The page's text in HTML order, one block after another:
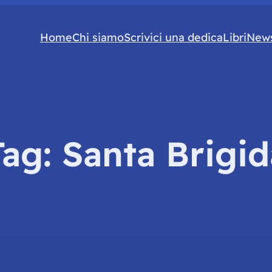
HomeChi siamoScrivici una dedicaLibri
Santa